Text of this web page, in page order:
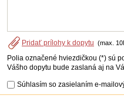
Pridať prílohy k dopytu (max.
Polia označené hviezdičkou (*) sú
Vášho dopytu bude zaslaná aj na
Súhlasím so zasielaním e-